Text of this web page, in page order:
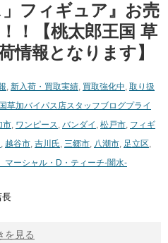
フィギュア』お売
！【桃太郎王国 草
情報となります】
, 新入荷・買取実績, 買取強化中, 取り扱
草加バイパス店スタッフブログプライ
市, ワンピース, バンダイ , 松戸市, フィギ
, 越谷市, 吉川氏, 三郷市, 八潮市, 足立区,
マーシャル・D・ティーチ-闇水-
長
を見る